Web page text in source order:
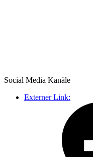
Social Media Kanäle
Externer Link: